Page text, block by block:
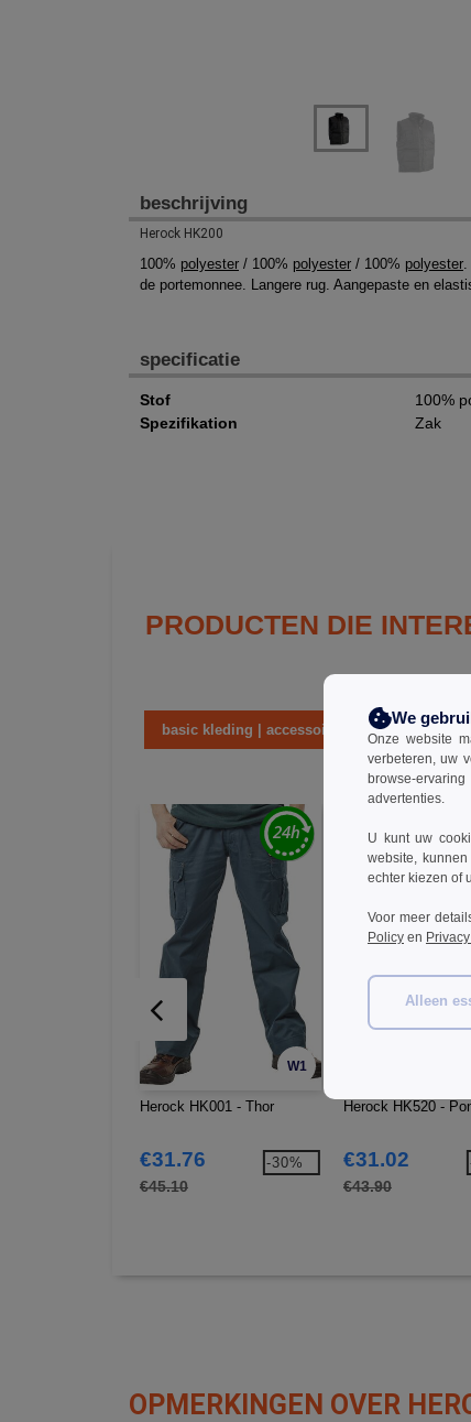
beschrijving
Herock HK200
100% polyester / 100% polyester / 100% polyester
de portemonnee. Langere rug. Aangepaste en
specificatie
Stof 100%
Spezifikation
Zak
PRODUCTEN DIE
basic kleding | accessoires
W1
Herock HK001 - Thor
€31.76
€45.10
-30%
Herock HK520 -
€31.02
€43.90
OPMERKINGEN OVER
We
Onze website
verbeteren, uw
browse-
advertenties.
U kunt uw
website,
echter kiezen of
Voor meer
Policy en
Alleen